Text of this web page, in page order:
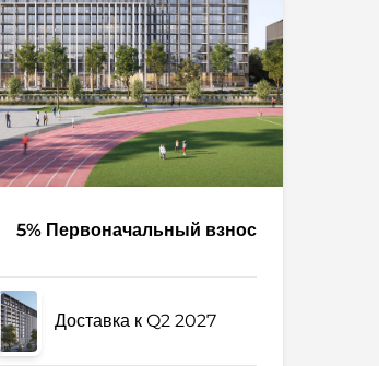
5% Первоначальный взнос
Доставка к Q2 2027